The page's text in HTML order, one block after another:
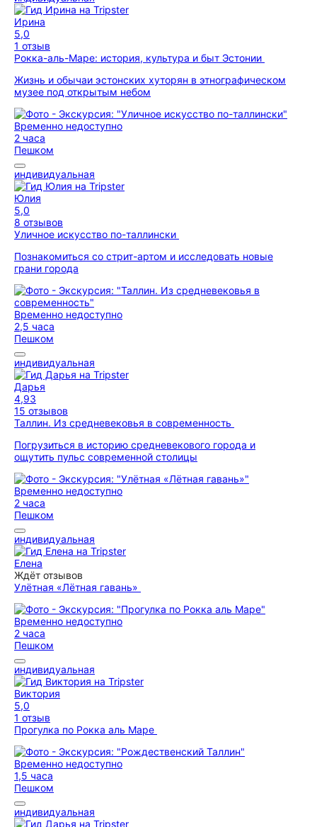
Ирина
5,0
1 отзыв
Рокка-аль-Маре: история, культура и быт Эстонии
Жизнь и обычаи эстонских хуторян в этнографическом
музее под открытым небом
Временно недоступно
2 часа
Пешком
индивидуальная
Юлия
5,0
8 отзывов
Уличное искусство по-таллински
Познакомиться со стрит-артом и исследовать новые
грани города
Временно недоступно
2,5 часа
Пешком
индивидуальная
Дарья
4,93
15 отзывов
Таллин. Из средневековья в современность
Погрузиться в историю средневекового города и
ощутить пульс современной столицы
Временно недоступно
2 часа
Пешком
индивидуальная
Елена
Ждёт отзывов
Улётная «Лётная гавань»
Временно недоступно
2 часа
Пешком
индивидуальная
Виктория
5,0
1 отзыв
Прогулка по Рокка аль Маре
Временно недоступно
1,5 часа
Пешком
индивидуальная